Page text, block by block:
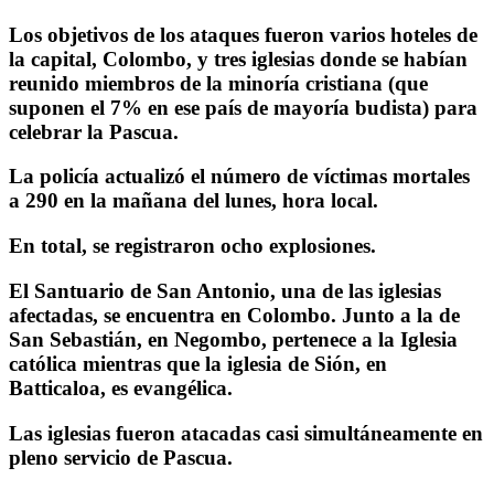
Los objetivos de los ataques fueron varios hoteles de
la capital, Colombo, y tres iglesias donde se habían
reunido miembros de la minoría cristiana (que
suponen el 7% en ese país de mayoría budista) para
celebrar la Pascua.
La policía actualizó el número de víctimas mortales
a 290 en la mañana del lunes, hora local.
En total, se registraron ocho explosiones.
El Santuario de San Antonio, una de las iglesias
afectadas, se encuentra en Colombo. Junto a la de
San Sebastián, en Negombo, pertenece a la Iglesia
católica mientras que la iglesia de Sión, en
Batticaloa, es evangélica.
Las iglesias fueron atacadas casi simultáneamente en
pleno servicio de Pascua.